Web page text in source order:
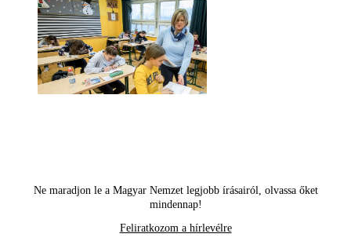
Ne maradjon le a Magyar Nemzet legjobb írásairól, olvassa őket
mindennap!
Feliratkozom a hírlevélre